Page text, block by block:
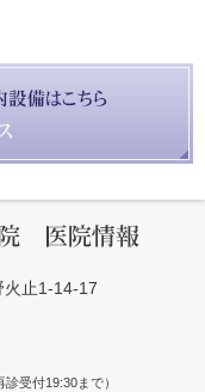
止1-14-17
受付19:30まで）